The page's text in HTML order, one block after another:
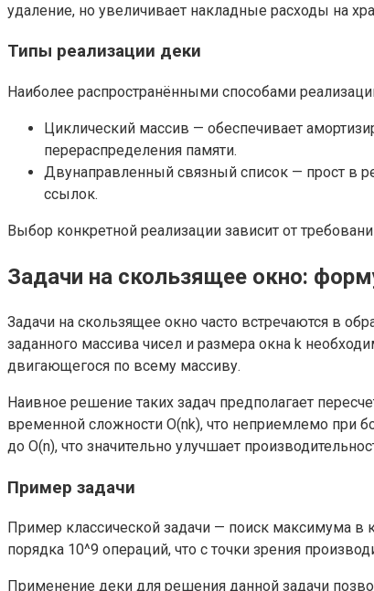
удаление, но увеличивает накладные расходы на
Типы реализации деки
Наиболее распространёнными способами
Циклический массив — обеспечивает
перераспределения памяти.
Двунаправленный связный список — прост в
ссылок.
Выбор конкретной реализации зависит от
Задачи на скользящее окно:
Задачи на скользящее окно часто встречаются в
заданного массива чисел и размера окна k
двигающегося по всему массиву.
Наивное решение таких задач предполагает
временной сложности O(nk), что неприемлемо при
до O(n), что значительно улучшает
Пример задачи
Пример классической задачи — поиск максимума
порядка 10^9 операций, что с точки зрения
Применение деки для решения данной задачи